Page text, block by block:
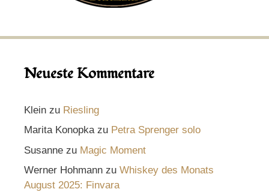
Neueste Kommentare
Klein zu Riesling
Marita Konopkazu Petra Sprenger solo
Susanne zu Magic Moment
Werner Hohmann zu Whiskey des Monats
August 2025: Finvara